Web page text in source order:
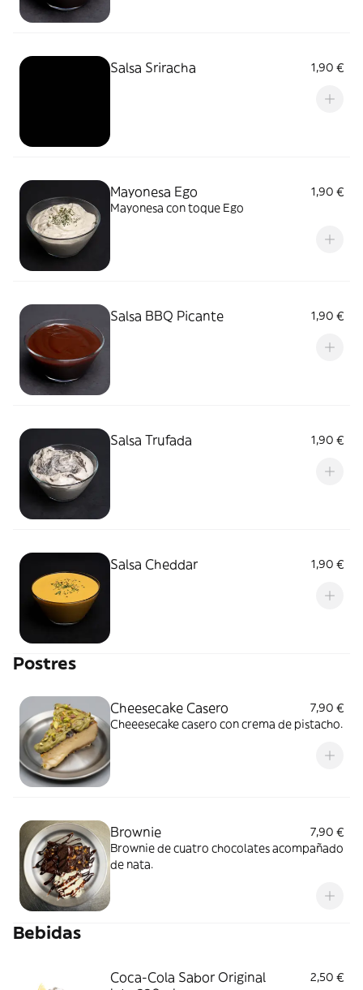
Salsa Sriracha 1,90 €
Mayonesa Ego
1,90 €
Mayonesa con toque Ego
Salsa BBQ Picante 1,90 €
Salsa Trufada 1,90 €
Salsa Cheddar 1,90 €
Postres
Cheesecake Casero
7,90 €
Cheeesecake casero con crema de pistacho.
Brownie
7,90 €
Brownie de cuatro chocolates acompañado
de nata.
Bebidas
Coca-Cola Sabor Original
2,50 €